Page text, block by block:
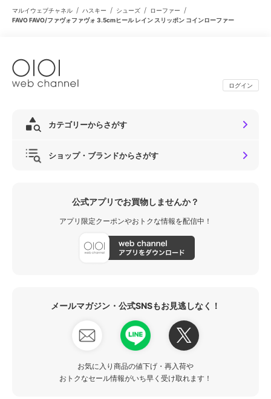
マルイウェブチャネル / ハスキー / シューズ / ローファー /
FAVO FAVO/ファヴォファヴォ 3.5cmヒール レイン スリッポン コインローファー
ログイン
カテゴリーからさがす
ショップ・ブランドからさがす
公式アプリでお買物しませんか？
アプリ限定クーポンやおトクな情報を配信中！
メールマガジン・公式SNSもお見逃しなく！
お気に入り商品の値下げ・再入荷や
おトクなセール情報がいち早く受け取れます！